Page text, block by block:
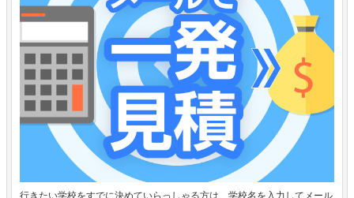
行きたい学校をすでに決めていらっしゃる方は、学校名を入力してメール